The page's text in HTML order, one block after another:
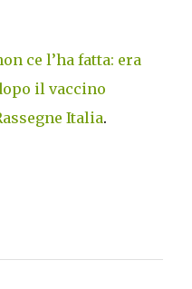
ce l’ha fatta: era
il vaccino
Italia.